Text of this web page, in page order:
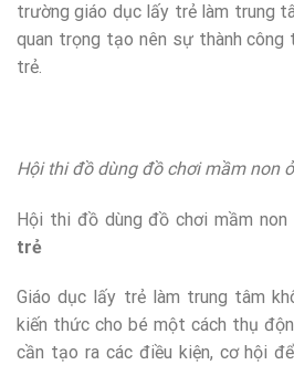
trường giáo dục lấy trẻ làm trung
quan trọng tạo nên sự thành
trẻ.
Hội thi đồ dùng đồ chơi mầm non
Hội thi đồ dùng đồ chơi mầm non
trẻ
Giáo dục lấy trẻ làm trung tâm
kiến thức cho bé một cách thụ
cần tạo ra các điều kiện, cơ hội